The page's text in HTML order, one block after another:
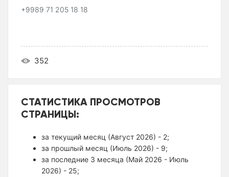
+9989 71 205 18 18
352
СТАТИСТИКА ПРОСМОТРОВ
СТРАНИЦЫ:
за текущий месяц (Август 2026) - 2;
за прошлый месяц (Июль 2026) - 9;
за последние 3 месяца (Май 2026 - Июль
2026) - 25;